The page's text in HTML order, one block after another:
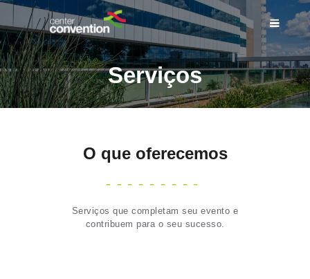
Serviços
ESPAÇOS
SERVIÇOS
BLOG DO CENTER
O que oferecemos
Serviços que completam seu evento e
contribuem para o seu sucesso.